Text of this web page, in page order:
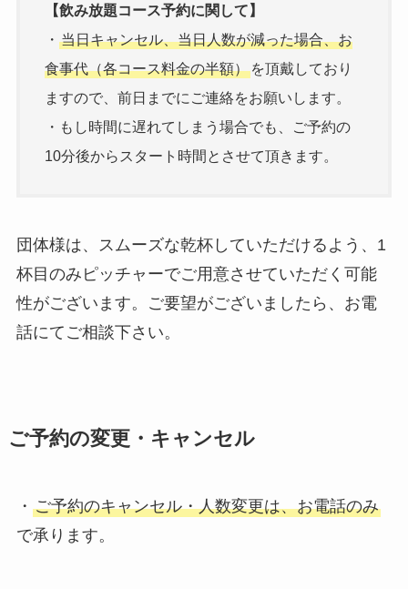
【飲み放題コース予約に関して】
・ 当日キャンセル、当日人数が減った場合、お
食事代（各コース料金の半額）を頂戴しており
ますので、前日までにご連絡をお願いします。
・もし時間に遅れてしまう場合でも、ご予約の
10分後からスタート時間とさせて頂きます。
団体様は、スムーズな乾杯していただけるよう、1
杯目のみピッチャーでご用意させていただく可能
性がございます。ご要望がございましたら、お電
話にてご相談下さい。
ご予約の変更・キャンセル
・ ご予約のキャンセル・人数変更は、お電話のみ
で承ります。